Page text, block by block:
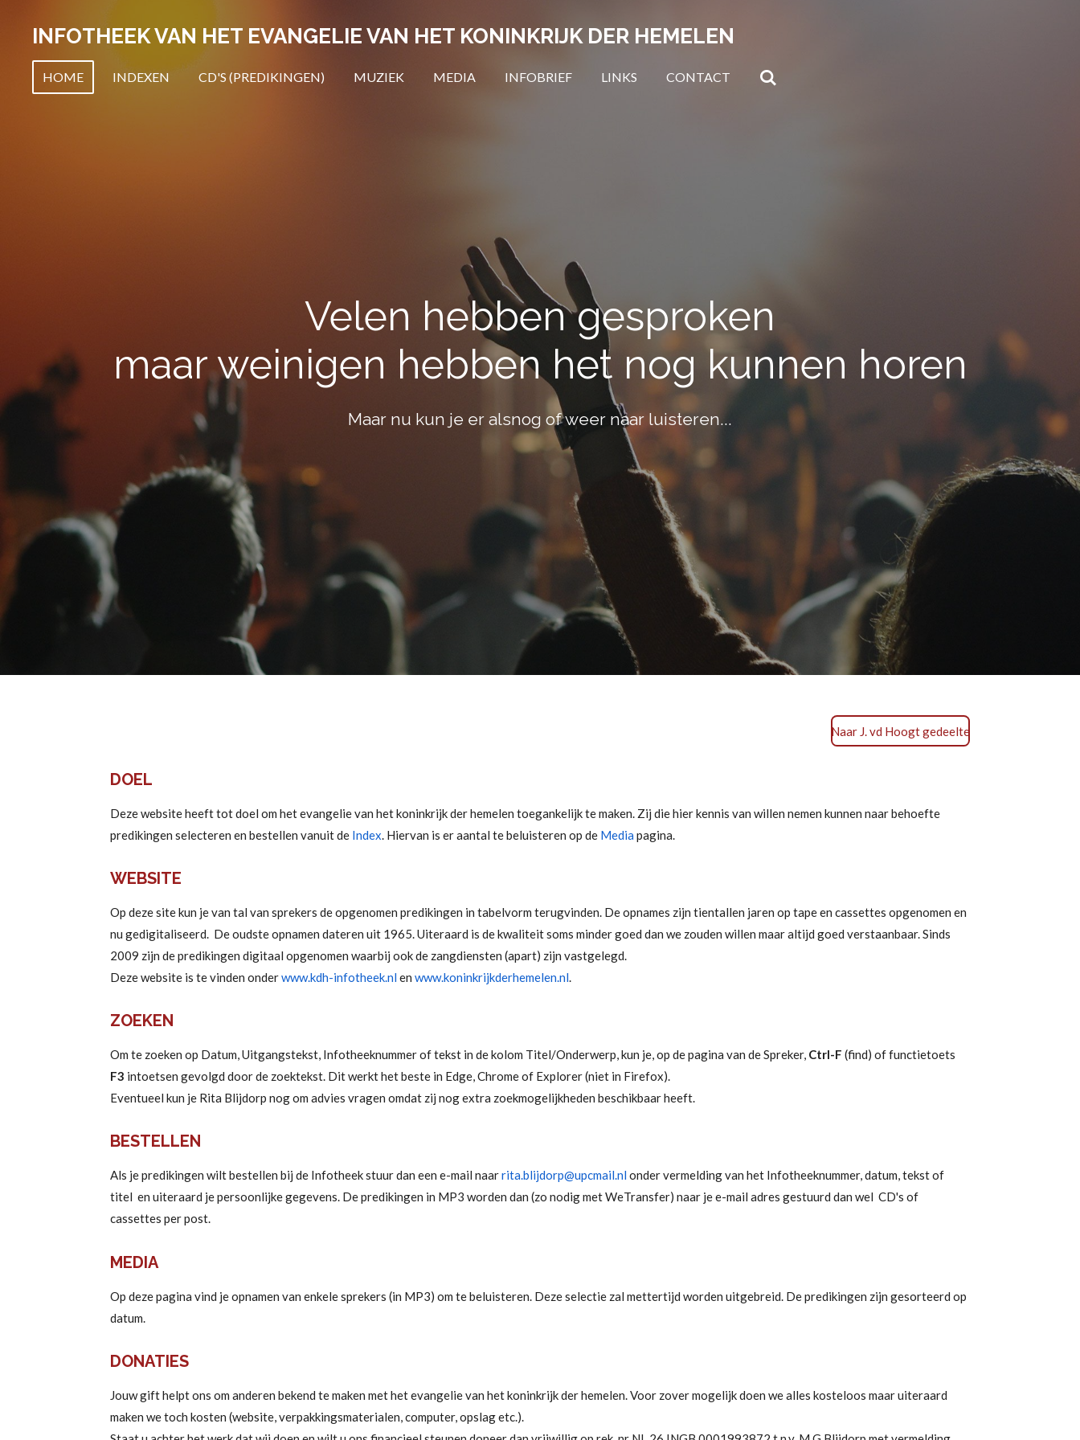
INFOTHEEK VAN HET EVANGELIE VAN HET KONINKRIJK DER HEMELEN
HOME INDEXEN CD'S (PREDIKINGEN) MUZIEK MEDIA INFOBRIEF LINKS CONTACT
Velen hebben gesproken
maar weinigen hebben het nog kunnen horen
Maar nu kun je er alsnog of weer naar luisteren...
Naar J. vd Hoogt gedeelte
DOEL
Deze website heeft tot doel om het evangelie van het koninkrijk der hemelen toegankelijk te maken. Zij die hier kennis van willen nemen kunnen naar behoefte
predikingen selecteren en bestellen vanuit de Index. Hiervan is er aantal te beluisteren op de Media pagina.
WEBSITE
Op deze site kun je van tal van sprekers de opgenomen predikingen in tabelvorm terugvinden. De opnames zijn tientallen jaren op tape en cassettes opgenomen en
nu gedigitaliseerd. De oudste opnamen dateren uit 1965. Uiteraard is de kwaliteit soms minder goed dan we zouden willen maar altijd goed verstaanbaar. Sinds
2009 zijn de predikingen digitaal opgenomen waarbij ook de zangdiensten (apart) zijn vastgelegd.
Deze website is te vinden onderwww.kdh-infotheek.nl en www.koninkrijkderhemelen.nl.
ZOEKEN
Om te zoeken op Datum, Uitgangstekst, Infotheeknummer of tekst in de kolom Titel/Onderwerp, kun je, op de pagina van de Spreker, Ctrl-F (find) of functietoets
F3 intoetsen gevolgd door de zoektekst. Dit werkt het beste in Edge, Chrome of Explorer (niet in Firefox).
Eventueel kun je Rita Blijdorp nog om advies vragen omdat zij nog extra zoekmogelijkheden beschikbaar heeft.
BESTELLEN
Als je predikingen wilt bestellen bij de Infotheek stuur dan een e-mail naarrita.blijdorp@upcmail.nl onder vermelding van het Infotheeknummer, datum, tekst of
titel en uiteraard je persoonlijke gegevens. De predikingen in MP3 worden dan (zo nodig met WeTransfer) naar je e-mail adres gestuurd dan wel CD's of
cassettes per post.
MEDIA
Op deze pagina vind je opnamen van enkele sprekers (in MP3) om te beluisteren. Deze selectie zal mettertijd worden uitgebreid. De predikingen zijn gesorteerd op
datum.
DONATIES
Jouw gift helpt ons om anderen bekend te maken met het evangelie van het koninkrijk der hemelen. Voor zover mogelijk doen we alles kosteloos maar uiteraard
maken we toch kosten (website, verpakkingsmaterialen, computer, opslag etc.).